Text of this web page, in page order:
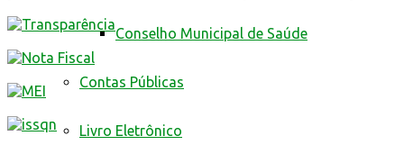
Conselho Municipal de Saúde
Contas Públicas
Livro Eletrônico